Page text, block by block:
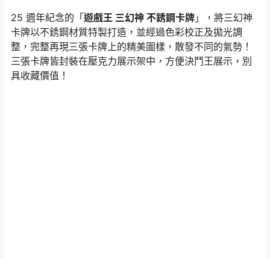
25 週年紀念的「遊戲王 三幻神 不銹鋼卡牌 」，將三幻神
卡牌以不銹鋼材質特製打造，並經過色彩校正及拋光調
整，完整再現三張卡牌上的精美圖樣，散發不同的氣勢！
三張卡牌皆封裝在壓克力展示架中，方便決鬥王展示，別
具收藏價值！